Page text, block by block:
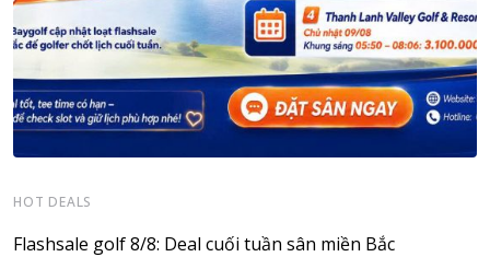
HOT DEALS
Flashsale golf 8/8: Deal cuối tuần sân miền Bắc